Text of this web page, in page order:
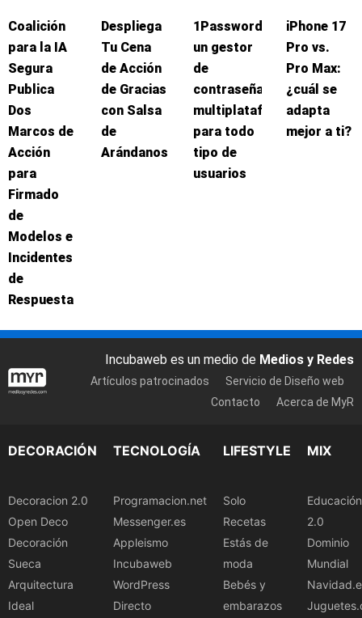
Coalición
para la IA
Segura
Publica
Dos
Marcos de
Acción
para
Firmado
de
Modelos e
Incidentes
de
Respuesta
Despliega
Tu Cena
de Acción
de Gracias
con Salsa
de
Arándanos
1Password:
un gestor
de
contraseñas
multiplataforma
para todo
tipo de
usuarios
iPhone 17
Pro vs.
Pro Max:
¿cuál se
adapta
mejor a ti?
Incubaweb es un medio de Medios y Redes
Artículos patrocinados
Servicio de Diseño web
Contacto
Acerca de MyR
DECORACIÓN
Decoracion 2.0
Open Deco
Decoración
Sueca
Arquitectura
Ideal
TECNOLOGÍA
Programacion.net
Messenger.es
Appleismo
Incubaweb
WordPress
Directo
LIFESTYLE
Solo
Recetas
Estás de
moda
Bebés y
embarazos
MIX
Educación
2.0
Dominio
Mundial